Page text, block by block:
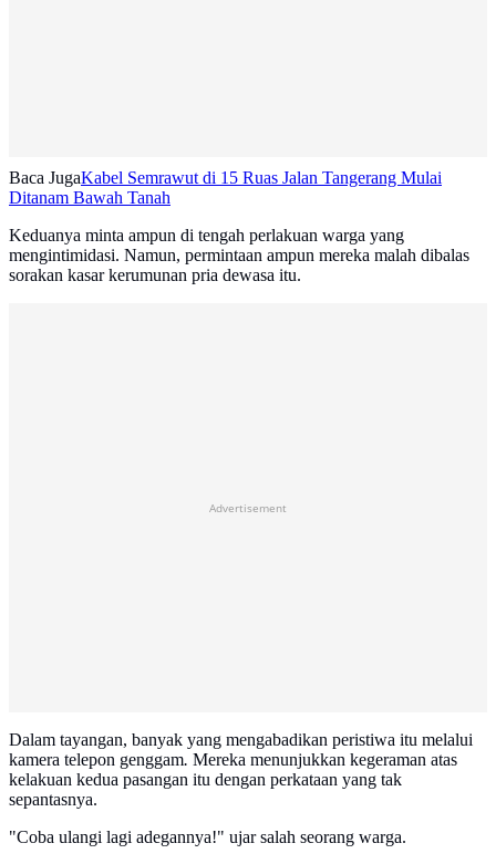
Baca JugaKabel Semrawut di 15 Ruas Jalan Tangerang Mulai
Ditanam Bawah Tanah
Keduanya minta ampun di tengah perlakuan warga yang
mengintimidasi. Namun, permintaan ampun mereka malah dibalas
sorakan kasar kerumunan pria dewasa itu.
Advertisement
Dalam tayangan, banyak yang mengabadikan peristiwa itu melalui
kamera telepon genggam. Mereka menunjukkan kegeraman atas
kelakuan kedua pasangan itu dengan perkataan yang tak
sepantasnya.
"Coba ulangi lagi adegannya!" ujar salah seorang warga.